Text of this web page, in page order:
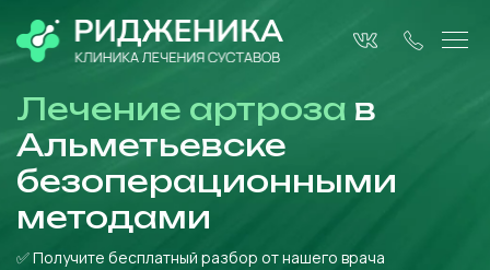
Лечение артроза в
Альметьевске
безоперационными
методами
✅ Получите бесплатный разбор от нашего врача